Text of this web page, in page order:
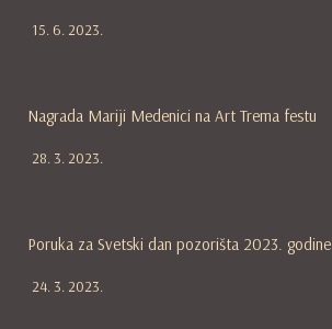
15. 6. 2023.
Nagrada Mariji Medenici na Art Trema festu
28. 3. 2023.
Poruka za Svetski dan pozorišta 2023. godine
24. 3. 2023.